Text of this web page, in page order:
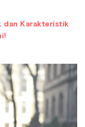
dan Karakteristik